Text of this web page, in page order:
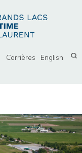
Carrières English